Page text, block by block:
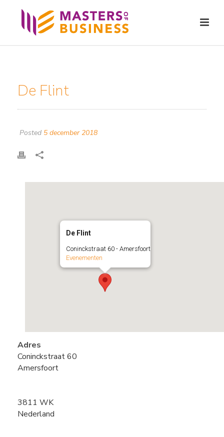
De Flint
Posted 5 december 2018
De Flint
Coninckstraat 60 - Amersfoort
Evenementen
Adres
Coninckstraat 60
Amersfoort
3811 WK
Nederland